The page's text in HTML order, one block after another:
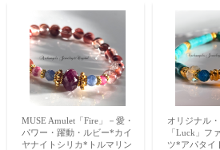
MUSE Amulet「Fire」－愛・
パワー・躍動・ルビー*カイ
ヤナイトシリカ*トルマリン
オリジナル
「Luck」フ
ツ*アパタイ